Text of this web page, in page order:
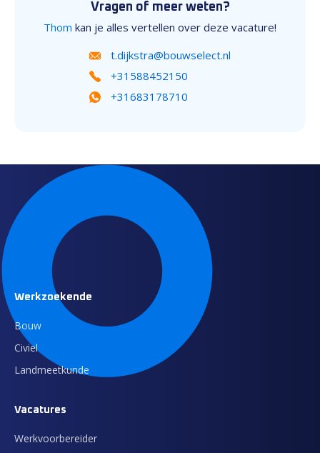
Vragen of meer weten?
Thom kan je alles vertellen over deze vacature!
t.dijkstra@bouwselect.nl
+31588452150
+31683178710
Werkzoekende
Bouw
Civiel
Landmeetkunde
Vacatures
Werkvoorbereider